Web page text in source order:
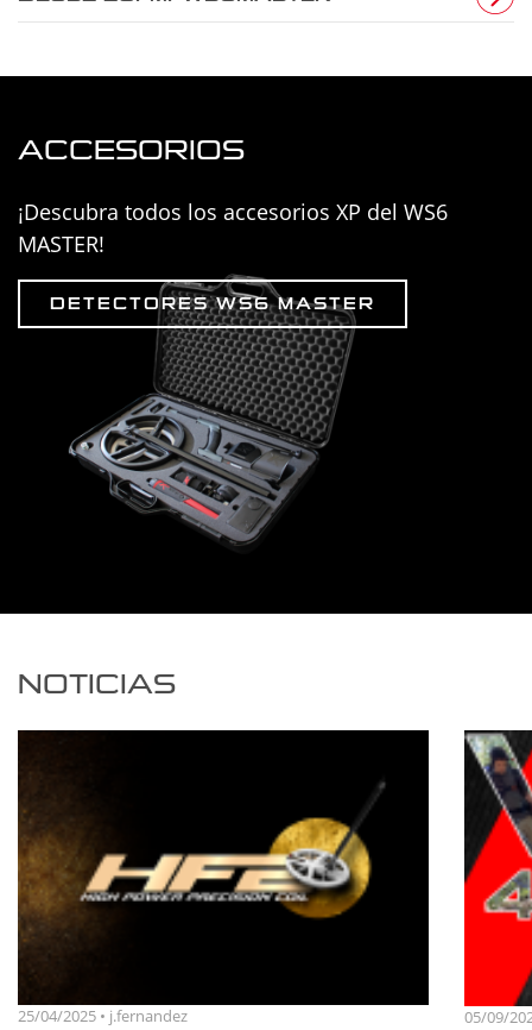
ACCESORIOS
¡Descubra todos los accesorios XP del WS6
MASTER!
DETECTORES WS6 MASTER
NOTICIAS
25/04/2025 • j.fernandez 05/09/